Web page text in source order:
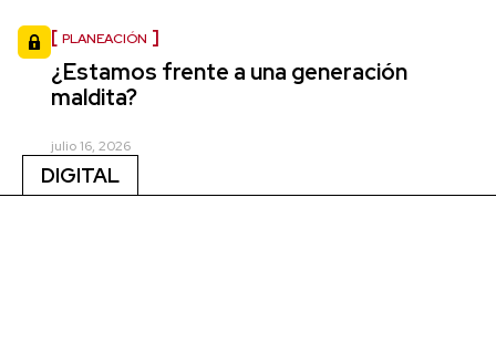
PLANEACIÓN
¿Estamos frente a una generación
maldita?
julio 16, 2026
DIGITAL